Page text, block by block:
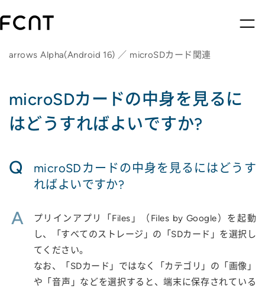
arrows Alpha(Android 16) ／ microSDカード関連
microSDカードの中身を見るに
はどうすればよいですか?
Q
microSDカードの中身を見るにはどうす
ればよいですか?
A
プリインアプリ「Files」（Files by Google）を起動
し、「すべてのストレージ」の「SDカード」を選択し
てください。
なお、「SDカード」ではなく「カテゴリ」の「画像」
や「音声」などを選択すると、端末に保存されている